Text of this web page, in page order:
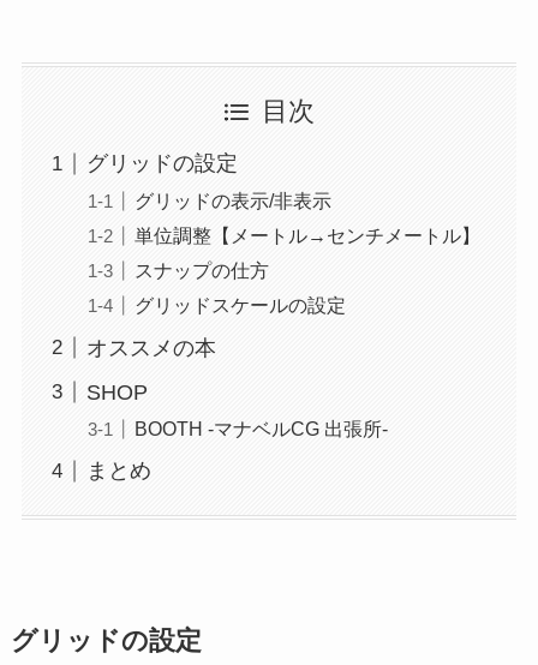
目次
グリッドの設定
グリッドの表示/非表示
単位調整【メートル→センチメートル】
スナップの仕方
グリッドスケールの設定
オススメの本
SHOP
BOOTH -マナベルCG 出張所-
まとめ
グリッドの設定